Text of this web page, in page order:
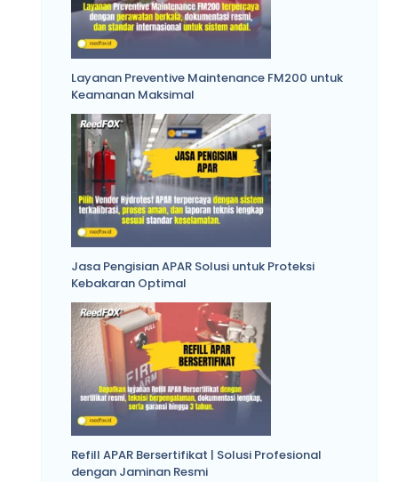
Layanan Preventive Maintenance FM200 untuk
Keamanan Maksimal
Jasa Pengisian APAR Solusi untuk Proteksi
Kebakaran Optimal
Refill APAR Bersertifikat | Solusi Profesional
dengan Jaminan Resmi